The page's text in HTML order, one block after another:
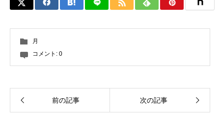
月
コメント: 0
前の記事 次の記事